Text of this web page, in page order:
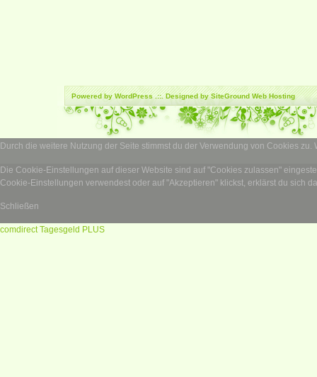
Powered byWordPress.::. Designed by SiteGroundWeb Hosting
Durch die weitere Nutzung der Seite stimmst du der Verwendung von Cookies zu.
Die Cookie-Einstellungen auf dieser Website sind auf "Cookies zulassen"
Cookie-Einstellungen verwendest oder auf "Akzeptieren" klickst, erklärst du sich
Schließen
comdirect Tagesgeld PLUS